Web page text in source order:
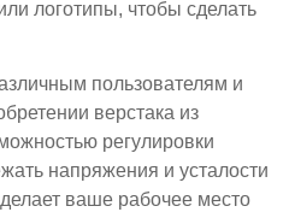
логотипы, чтобы сделать
пользователям и
верстака из
регулировки
напряжения и усталости
ваше рабочее место